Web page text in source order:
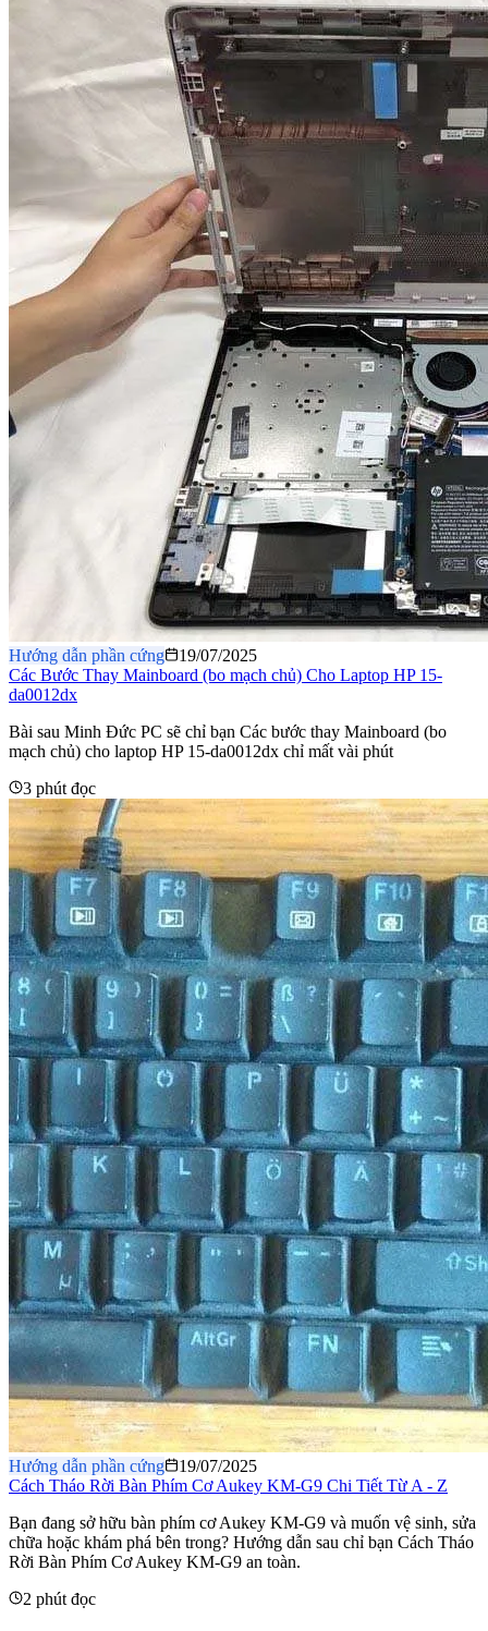
Hướng dẫn phần cứng
19/07/2025
Các Bước Thay Mainboard (bo mạch chủ) Cho Laptop HP 15-
da0012dx
Bài sau Minh Đức PC sẽ chỉ bạn Các bước thay Mainboard (bo
mạch chủ) cho laptop HP 15-da0012dx chỉ mất vài phút
3 phút đọc
Hướng dẫn phần cứng
19/07/2025
Cách Tháo Rời Bàn Phím Cơ Aukey KM-G9 Chi Tiết Từ A - Z
​Bạn đang sở hữu bàn phím cơ Aukey KM-G9 và muốn vệ sinh, sửa
chữa hoặc khám phá bên trong? Hướng dẫn sau chỉ bạn Cách Tháo
Rời Bàn Phím Cơ Aukey KM-G9 an toàn.
2 phút đọc